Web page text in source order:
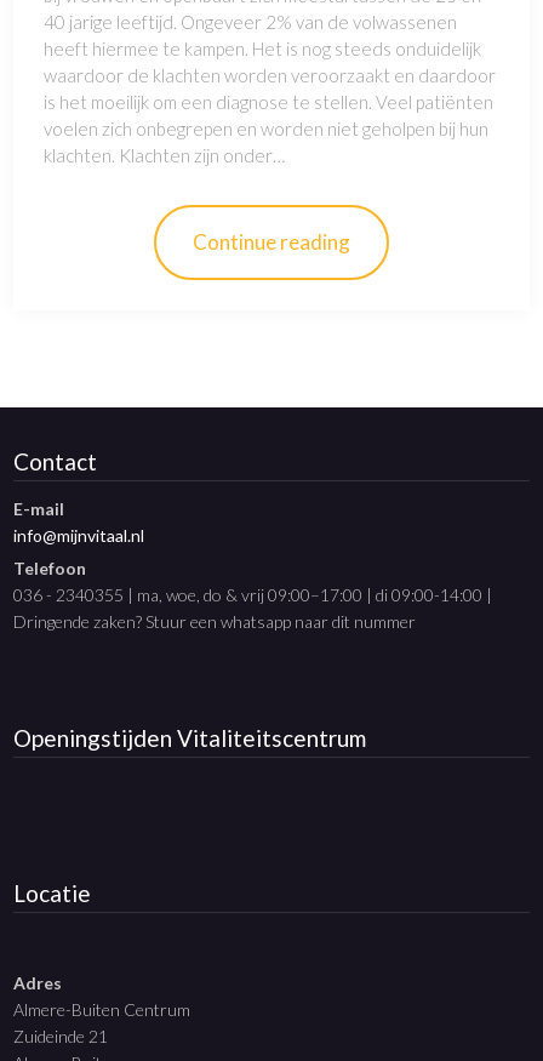
40 jarige leeftijd. Ongeveer 2% van de volwassenen
heeft hiermee te kampen. Het is nog steeds onduidelijk
waardoor de klachten worden veroorzaakt en daardoor
is het moeilijk om een diagnose te stellen. Veel patiënten
voelen zich onbegrepen en worden niet geholpen bij hun
klachten. Klachten zijn onder…
Continue reading
Contact
E-mail
info@mijnvitaal.nl
Telefoon
036 - 2340355 | ma, woe, do & vrij 09:00–17:00 | di 09:00-14:00 |
Dringende zaken? Stuur een whatsapp naar dit nummer
OpeningstijdenVitaliteitscentrum
Locatie
Adres
Almere-Buiten Centrum
Zuideinde 21